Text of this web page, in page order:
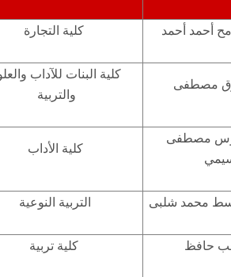
أحمد أحمد كلية التجارة
مصطفى
كلية البنات للآداب
والتربية
مصطفى
كلية الأداب
محمد شلبى التربية النوعية
حافظ كلية تربية